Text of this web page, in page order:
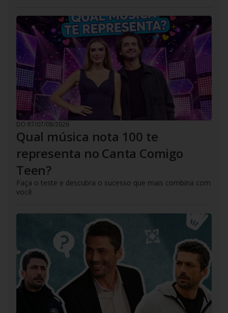
DO R7/07/08/2026
Qual música nota 100 te
representa no Canta Comigo
Teen?
Faça o teste e descubra o sucesso que mais combina com
você